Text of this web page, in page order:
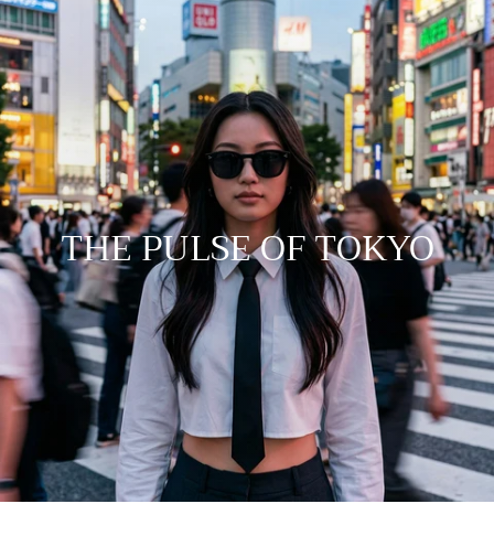
THE PULSE OF TOKYO